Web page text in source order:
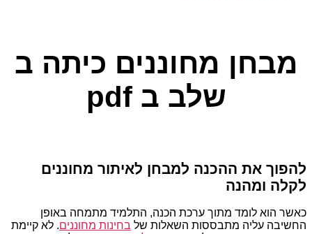
מבחן מחוננים כיתה ב
שלב ב pdf
להפוך את ההכנה למבחן לאיתור מחוננים
לקלה ומהנה
כאשר הוא לומד מתוך ערכת הכנה, התלמיד מתמחה באופן
החשיבה עליה מתבססות השאלות של בחינות מחוננים. לא קיימת